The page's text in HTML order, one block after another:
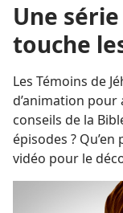
Une
touche
Les Témoins de
d’animation
conseils de la
épisodes ?
vidéo pour le